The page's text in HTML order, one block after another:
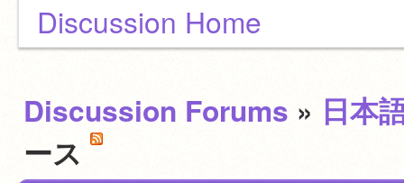
Discussion Home
Discussion Forums » 日本
ース